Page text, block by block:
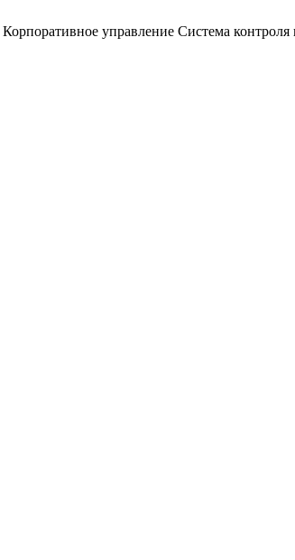
Корпоративное управление Система